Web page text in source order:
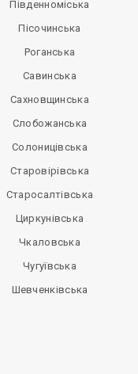
Південноміська
Пісочинська
Роганська
Савинська
Сахновщинська
Слобожанська
Солоницівська
Старовірівська
Старосалтівська
Циркунівська
Чкаловська
Чугуївська
Шевченківська